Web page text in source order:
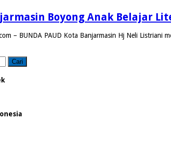
Boyong Anak Belajar
– BUNDA PAUD Kota Banjarmasin Hj Neli Listriani